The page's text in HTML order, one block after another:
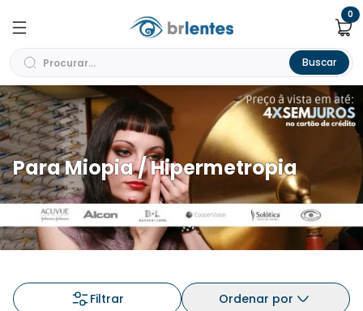
Buscar
0
Para Miopia / Hipermetropia
Filtrar Ordenar por